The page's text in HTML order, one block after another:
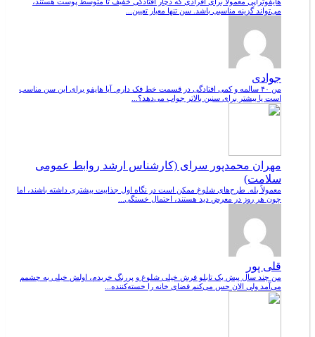
می‌تواند گزینه مناسبی باشد. سن تنها معیار تعیین...
جوادی
من ۴۰ سالمه و کمی افتادگی در قسمت خط فک دارم. آیا هایفو برای این سن مناسب
است یا بیشتر برای سنین بالاتر جواب می‌دهد؟...
مهران محمدپور سرای (کارشناس ارشد روابط عمومی
سلامت)
معمولاً بله. طرح‌های شلوغ ممکن است در نگاه اول جذابیت بیشتری داشته باشند، اما
چون هر روز در معرض دید هستند، احتمال خستگی...
قلی پور
من چند سال پیش یک تابلو فرش خیلی شلوغ و پررنگ خریدم، اولش خیلی به چشمم
می‌آمد ولی الان حس می‌کنم فضای خانه را خسته‌کننده...